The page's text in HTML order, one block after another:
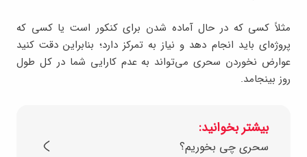
مثلاً کسی که در حال آماده شدن برای کنکور است یا کسی که
پروژه‌ای باید انجام دهد و نیاز به تمرکز دارد؛ بنابراین دقت کنید
عوارض نخوردن سحری می‌تواند به عدم کارایی شما در کل طول
روز بینجامد.
بیشتر بخوانید:
سحری چی بخوریم؟